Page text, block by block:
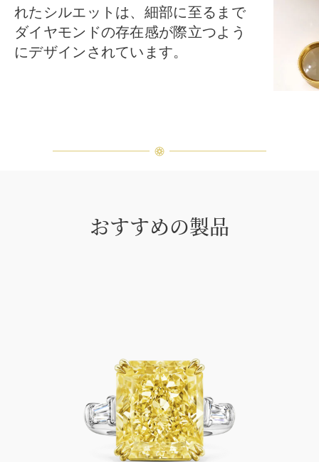
れたシルエットは、細部に至るまで
ダイヤモンドの存在感が際立つよう
にデザインされています。
おすすめの製品